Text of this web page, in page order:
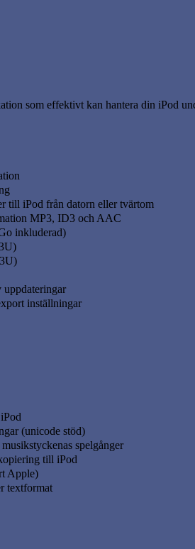
som effektivt kan hantera din iPod
till iPod från datorn eller tvärtom
MP3, ID3 och AAC
inkluderad)
inställningar
(unicode stöd)
spelgånger
till iPod
Apple)
textformat